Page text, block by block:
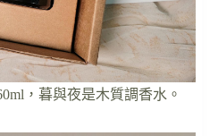
，暮與夜是木質調香水。